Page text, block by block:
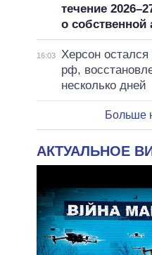
течение
о собственной
16:03
Херсон остался
рф,
несколько дней
Больше
АКТУАЛЬНОЕ